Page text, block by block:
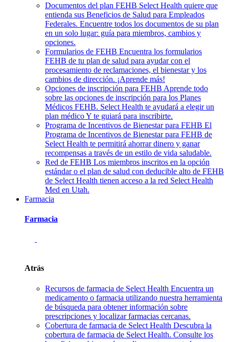
Documentos del plan FEHB Select Health quiere que
entienda sus Beneficios de Salud para Empleados
Federales. Encuentre todos los documentos de su plan
en un solo lugar: guía para miembros, cambios y
opciones.
Formularios de FEHB Encuentra los formularios
FEHB de tu plan de salud para ayudar con el
procesamiento de reclamaciones, el bienestar y los
cambios de dirección. ¡Aprende más!
Opciones de inscripción para FEHB Aprende todo
sobre las opciones de inscripción para los Planes
Médicos FEHB. Select Health te ayudará a elegir un
plan médico Y te guiará para inscribirte.
Programa de Incentivos de Bienestar para FEHB El
Programa de Incentivos de Bienestar para FEHB de
Select Health te permitirá ahorrar dinero y ganar
recompensas a través de un estilo de vida saludable.
Red de FEHB Los miembros inscritos en la opción
estándar o el plan de salud con deducible alto de FEHB
de Select Health tienen acceso a la red Select Health
Med en Utah.
Farmacia
Farmacia
Atrás
Recursos de farmacia de Select Health Encuentra un
medicamento o farmacia utilizando nuestra herramienta
de búsqueda para obtener información sobre
prescripciones y localizar farmacias cercanas.
Cobertura de farmacia de Select Health Descubra la
cobertura de farmacia de Select Health. Consulte los